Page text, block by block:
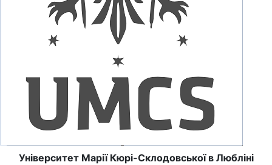
Університет Марії Кюрі-Склодовської в Любліні